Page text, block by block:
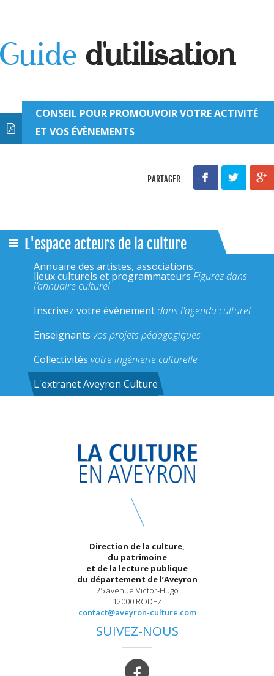
Guided'utilisation
CONSEIL POUR PROMOUVOIR VOTRE ACTIVITÉ
ET VOS ÉVÈNEMENTS
PARTAGER
L'espace acteurs de la culture
Annuaire des artistes, associations,
lieux culturels et programmateurs Figurez dans
l’annuaire culturel
Inscrivez votre évènementdans l'agenda culturel
Enseignants vos projets pédagogiques
Collectivités votre ingénierie culturelle
L'extranet Aveyron Culture
Direction de la culture,
du patrimoine
et de la lecture publique
du département de l’Aveyron
25 avenue Victor-Hugo
12000 RODEZ
contact@aveyron-culture.com
SUIVEZ-NOUS